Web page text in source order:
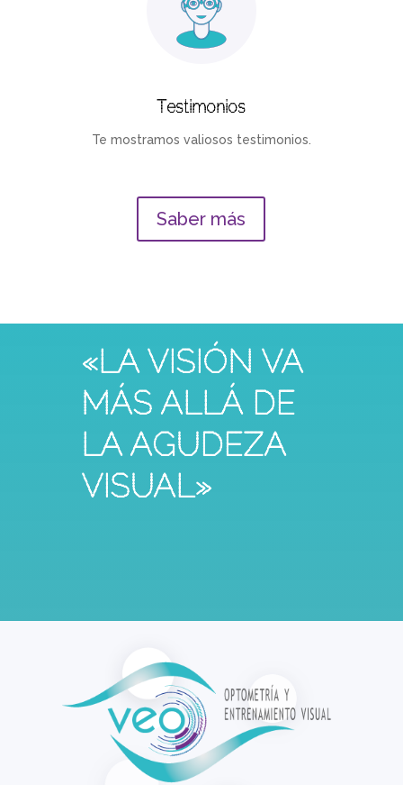
Testimonios
Te mostramos valiosos testimonios.
Saber más
«LA VISIÓN VA
MÁS ALLÁ DE
LA AGUDEZA
VISUAL»